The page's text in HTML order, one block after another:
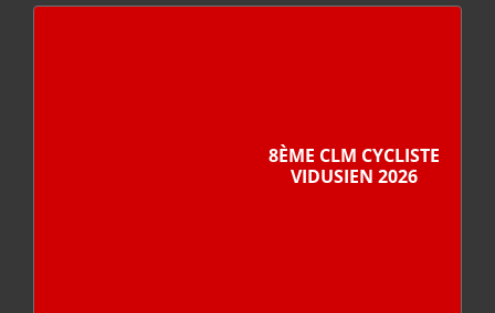
8ÈME CLM CYCLISTE
VIDUSIEN 2026